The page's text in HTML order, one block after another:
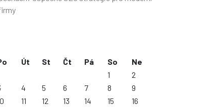
Út St Čt Pá So
Ne
1
2
4 5 6 7 8
9
11 12 13 14 15
16